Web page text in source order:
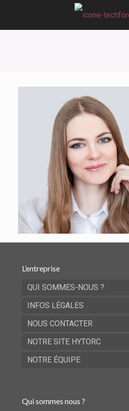
L’entreprise
QUI SOMMES-NOUS ?
INFOS LÉGALES
NOUS CONTACTER
NOTRE SITE HYTORC
NOTRE ÉQUIPE
Qui sommes nous ?